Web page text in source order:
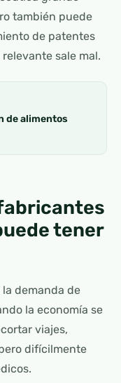
también puede
de patentes
sale mal.
de alimentos
tener
demanda de
la economía se
viajes,
difícilmente